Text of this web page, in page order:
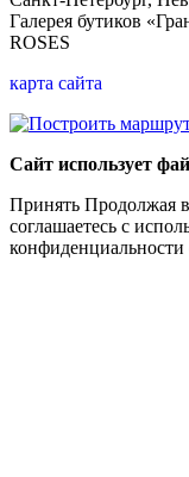
Галерея бутиков
ROSES
карта сайта
Сайт использует
Принять Продолжая
соглашаетесь с
конфиденциальности